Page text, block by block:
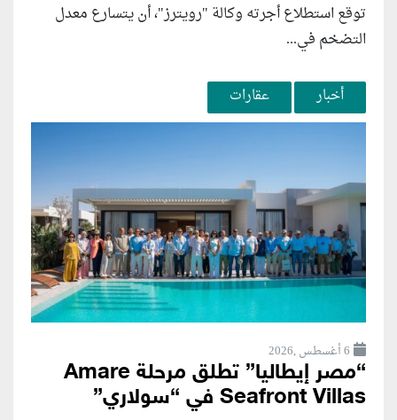
توقع استطلاع أجرته وكالة "رويترز"، أن يتسارع ‌معدل
التضخم في...
أخبار عقارات
6 أغسطس ,2026
“مصر إيطاليا” تطلق مرحلة Amare
Seafront Villas في “سولاري”